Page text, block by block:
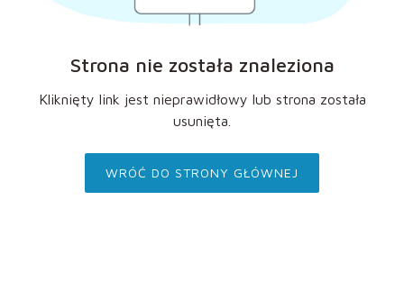
Strona nie została znaleziona
Kliknięty link jest nieprawidłowy lub strona została
usunięta.
WRÓĆ DO STRONY GŁÓWNEJ